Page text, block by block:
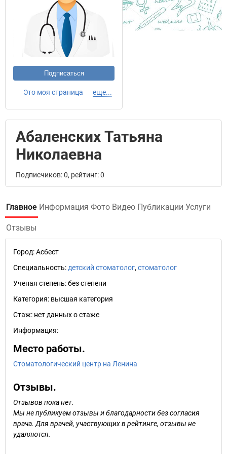
Подписаться
Это моя страница еще...
Абаленских Татьяна
Николаевна
Подписчиков: 0, рейтинг: 0
Главное Информация Фото Видео Публикации Услуги
Отзывы
Город:Асбест
Специальность: детский стоматолог, стоматолог
Ученая степень:без степени
Категория: высшая категория
Стаж: нет данных о стаже
Информация:
Место работы.
Стоматологический центр на Ленина
Отзывы.
Отзывов пока нет.
Мы не публикуем отзывы и благодарности без согласия
врача. Для врачей, участвующих в рейтинге, отзывы не
удаляются.